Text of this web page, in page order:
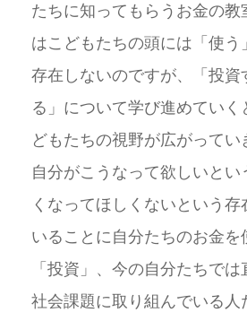
たちに知ってもらうお金の教
はこどもたちの頭には「使う
存在しないのですが、「投資
る」について学び進めていく
どもたちの視野が広がってい
自分がこうなって欲しいとい
くなってほしくないという存
いることに自分たちのお金を
「投資」、今の自分たちで
社会課題に取り組んでいる人